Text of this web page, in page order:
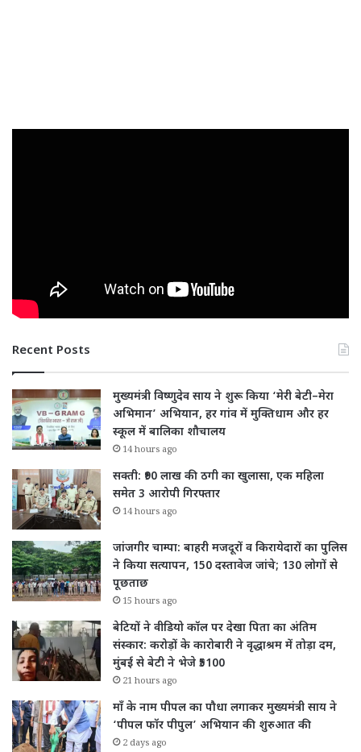
Recent Posts
मुख्यमंत्री विष्णुदेव साय ने शुरू किया ‘मेरी बेटी–मेरा
अभिमान’ अभियान, हर गांव में मुक्तिधाम और हर
स्कूल में बालिका शौचालय
14 hours ago
सक्ती: ₹90 लाख की ठगी का खुलासा, एक महिला
समेत 3 आरोपी गिरफ्तार
14 hours ago
जांजगीर चाम्पा: बाहरी मजदूरों व किरायेदारों का पुलिस
ने किया सत्यापन, 150 दस्तावेज जांचे; 130 लोगों से
पूछताछ
15 hours ago
बेटियों ने वीडियो कॉल पर देखा पिता का अंतिम
संस्कार: करोड़ों के कारोबारी ने वृद्धाश्रम में तोड़ा दम,
मुंबई से बेटी ने भेजे ₹5100
21 hours ago
माँ के नाम पीपल का पौधा लगाकर मुख्यमंत्री साय ने
‘पीपल फॉर पीपुल’ अभियान की शुरुआत की
2 days ago